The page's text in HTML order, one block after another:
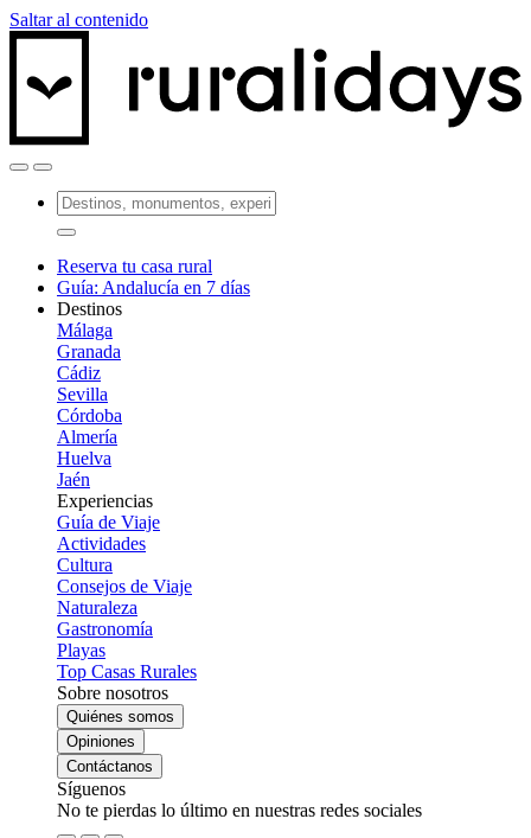
Saltar al contenido
Reserva tu casa rural
Guía: Andalucía en 7 días
Destinos
Málaga
Granada
Cádiz
Sevilla
Córdoba
Almería
Huelva
Jaén
Experiencias
Guía de Viaje
Actividades
Cultura
Consejos de Viaje
Naturaleza
Gastronomía
Playas
Top Casas Rurales
Sobre nosotros
Quiénes somos
Opiniones
Contáctanos
Síguenos
No te pierdas lo último en nuestras redes sociales